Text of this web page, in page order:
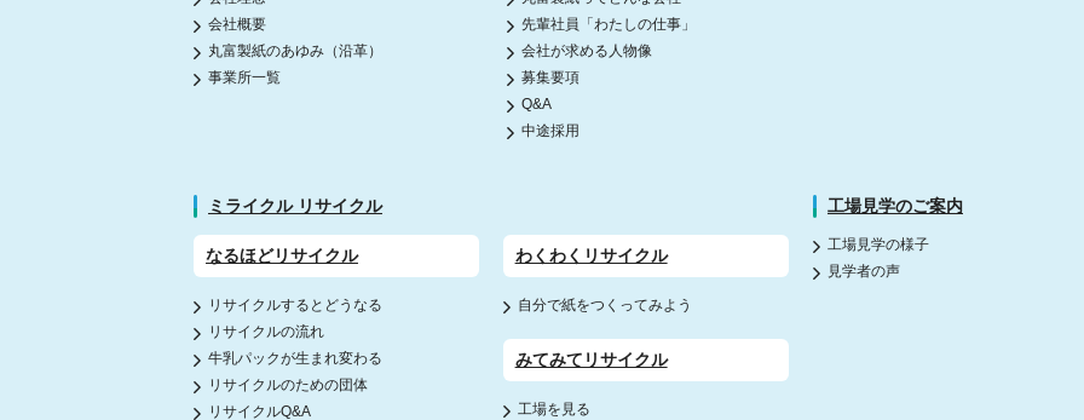
会社概要
丸富製紙のあゆみ（沿革）
事業所一覧
先輩社員「わたしの仕事」
会社が求める人物像
募集要項
Q&A
中途採用
ミライクル リサイクル
なるほどリサイクル
リサイクルするとどうなる
リサイクルの流れ
牛乳パックが生まれ変わる
リサイクルのための団体
リサイクルQ&A
わくわくリサイクル
自分で紙をつくってみよう
みてみてリサイクル
工場を見る
工場見学のご案内
工場見学の様子
見学者の声